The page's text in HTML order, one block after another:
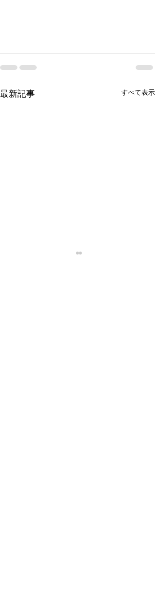
最新記事 すべて表示